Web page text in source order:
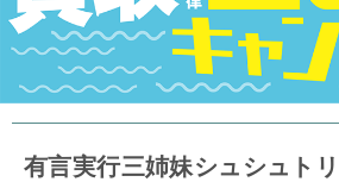
有言実行三姉妹シュシュト